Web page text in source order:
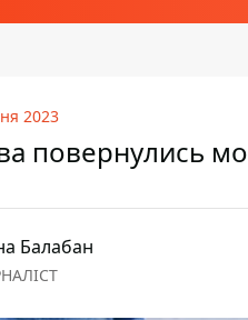
2023
повернулись
Балабан